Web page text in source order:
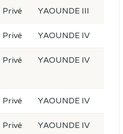
Privé YAOUNDE III
Privé YAOUNDE IV
Privé YAOUNDE IV
Privé YAOUNDE IV
Privé YAOUNDE IV